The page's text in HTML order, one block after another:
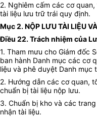
2. Nghiêm cấm các cơ
tài liệu lưu trữ trái quy định.
Mục 2. NỘP LƯU TÀI LIỆU
Điều 22. Trách nhiệm của
1. Tham mưu cho Giám đốc
ban hành Danh mục các cơ
liệu và phê duyệt Danh mục
2. Hướng dẫn các cơ quan,
chuẩn bị tài liệu nộp lưu.
3. Chuẩn bị kho và các
nhận tài liệu.